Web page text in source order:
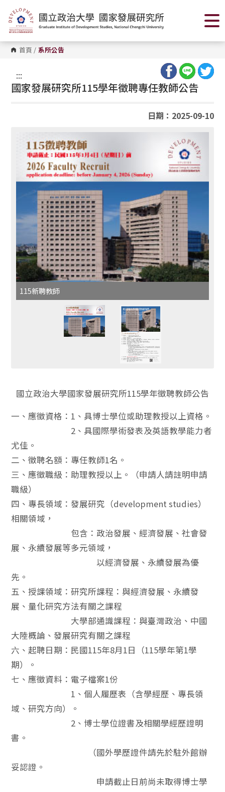
到
主
要
內
容
區 首頁 / 系所公告
:::
國家發展研究所115學年徵聘專任教師公告
日期：2025-09-10
115新聘教師
國立政治大學國家發展研究所115學年徵聘教師公告
一、應徵資格：1、具博士學位或助理教授以上資格。
2、具國際學術發表及英語教學能力者
尤佳。
二、徵聘名額：專任教師1名。
三、應徵職級：助理教授以上。（申請人請註明申請
職級）
四、專長領域：發展研究（development studies）
相關領域，
包含：政治發展、經濟發展、社會發
展、永續發展等多元領域，
以經濟發展、永續發展為優
先。
五、授課領域：研究所課程：與經濟發展、永續發
展、量化研究方法有關之課程
大學部通識課程：與臺灣政治、中國
大陸概論、發展研究有關之課程
六、起聘日期：民國115年8月1日（115學年第1學
期）。
七、應徵資料：電子檔案1份
1、個人履歷表（含學經歷、專長領
域、研究方向）。
2、博士學位證書及相關學經歷證明
書。
（國外學歷證件請先於駐外館辦
妥認證。
申請截止日前尚未取得博士學